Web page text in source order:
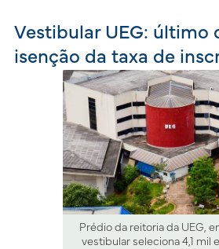
Vestibular UEG: último
isenção da taxa de
Prédio da reitoria da UEG,
vestibular seleciona 4,1 mil